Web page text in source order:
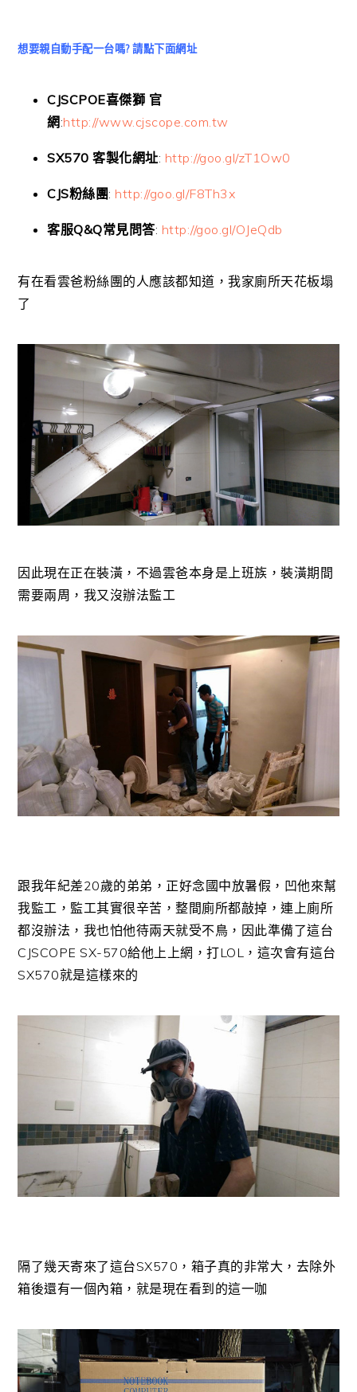
想要親自動手配一台嗎? 請點下面網址
CJSCPOE喜傑獅 官
網:http://www.cjscope.com.tw
SX570 客製化網址: http://goo.gl/zT1Ow0
CJS粉絲團: http://goo.gl/F8Th3x
客服Q&Q常見問答: http://goo.gl/OJeQdb
有在看雲爸粉絲團的人應該都知道，我家廁所天花板塌
了
因此現在正在裝潢，不過雲爸本身是上班族，裝潢期間
需要兩周，我又沒辦法監工
跟我年紀差20歲的弟弟，正好念國中放暑假，凹他來幫
我監工，監工其實很辛苦，整間廁所都敲掉，連上廁所
都沒辦法，我也怕他待兩天就受不鳥，因此準備了這台
CJSCOPE SX-570給他上上網，打LOL，這次會有這台
SX570就是這樣來的
隔了幾天寄來了這台SX570，箱子真的非常大，去除外
箱後還有一個內箱，就是現在看到的這一咖